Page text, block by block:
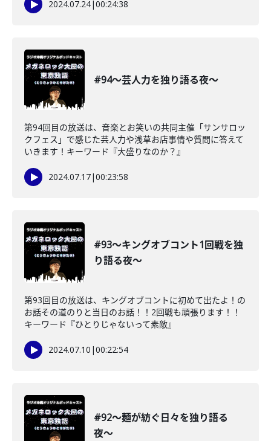
2024.07.24|00:24:38
#94〜芸人力を独り語る夜〜
第94回目の放送は、音楽とお笑いの共同主催「サンサロッ
クフェス」で感じた芸人力や浅草お店事情や質問に答えて
いきます！キーワード『大盛りなのか？』
2024.07.17|00:23:58
#93〜キングオブコント1回戦を独
り語る夜〜
第93回目の放送は、キングオブコントに初めて出たよ！の
お話その道のりと当日のお話！！2回戦も頑張ります！！
キーワード『ひとりじゃないって素敵』
2024.07.10 |00:22:54
#92〜麺が紡ぐ日々を独り語る
夜〜